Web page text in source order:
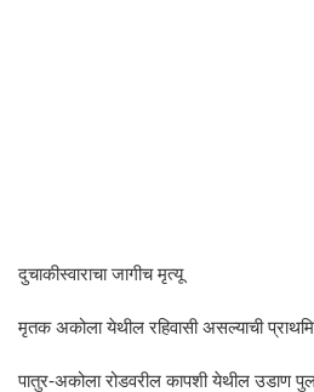
दुचाकीस्वाराचा जागीच मृत्यू
मृतक अकोला येथील रहिवासी असल्याची
पातुर-अकोला रोडवरील कापशी येथील उडाण